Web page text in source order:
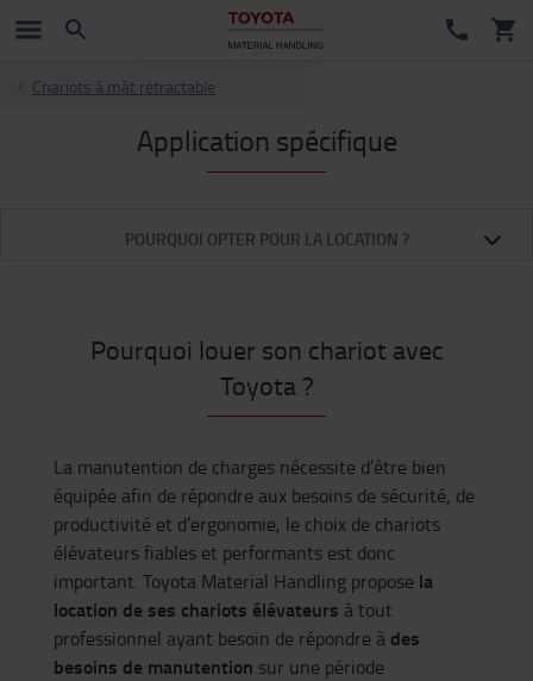
Chariots à mât rétractable
Application spécifique
POURQUOI OPTER POUR LA LOCATION ?
Pourquoi louer son chariot avec
Toyota ?
La manutention de charges nécessite d’être bien
équipée afin de répondre aux besoins de sécurité, de
productivité et d’ergonomie, le choix de chariots
élévateurs fiables et performants est donc
important. Toyota Material Handling propose la
location de ses chariots élévateurs à tout
professionnel ayant besoin de répondre à des
besoins de manutention sur une période